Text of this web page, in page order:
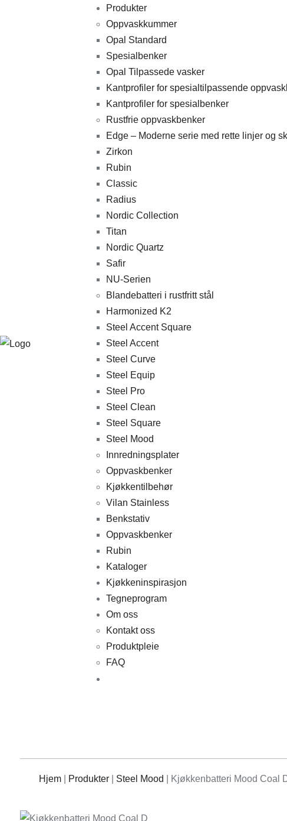
Produkter
Oppvaskkummer
Opal Standard
Spesialbenker
Opal Tilpassede vasker
Kantprofiler for spesialtilpassende
Kantprofiler for spesialbenker
Rustfrie oppvaskbenker
Edge – Moderne serie med rette linjer og
Zirkon
Rubin
Classic
Radius
Nordic Collection
Titan
Nordic Quartz
Safir
NU-Serien
Blandebatteri i rustfritt stål
Harmonized K2
Steel Accent Square
Steel Accent
Steel Curve
Steel Equip
Steel Pro
Steel Clean
Steel Square
Steel Mood
Innredningsplater
Oppvaskbenker
Kjøkkentilbehør
Vilan Stainless
Benkstativ
Oppvaskbenker
Rubin
Kataloger
Kjøkkeninspirasjon
Tegneprogram
Om oss
Kontakt oss
Produktpleie
FAQ
Hjem| Produkter| Steel Mood Kjøkkenbatteri Mood Coal